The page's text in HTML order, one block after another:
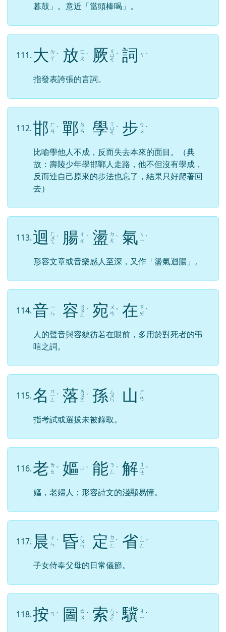
暮鼓」。意近「當頭棒喝」。
111. 大 ㄉ
ㄚ ˋ 放 ㄈ
ㄤ ˋ 厥 ㄐ
ㄩ
ㄝ
ˊ 詞 ㄘ ˊ
指發表誇張的言詞。
112.邯 ㄏ
ㄢ ˊ 鄲 ㄉ
ㄢ
學 ㄒ
ㄩ
ㄝ
ˊ 步 ㄅ
ㄨ ˋ
比喻學他人不成，反而失去本來的面目。（典
故：壽陵少年學邯鄲人走路，他不但沒有學成，
反而連自己原來的步法也忘了，結果只好爬著回
去）
113.迴 ㄏ
ㄨ
ㄟ
ˊ 腸 ㄔ
ㄤ ˊ 盪 ㄉ
ㄤ ˋ 氣 ㄑ
ㄧ ˋ
形容文章或音樂感人至深，又作「盪氣迴腸」。
114.音 ㄧ
ㄣ
容 ㄖ
ㄨ
ㄥ
ˊ 宛 ㄨ
ㄢ ˇ 在 ㄗ
ㄞ ˋ
人的聲音與容貌彷若在眼前，多用於對死者的弔
唁之詞。
115.名 ㄇ
ㄧ
ㄥ
ˊ 落 ㄌ
ㄨ
ㄛ
ˋ 孫 ㄙ
ㄨ
ㄣ 山
ㄕ
ㄢ
指考試或選拔未被錄取。
116.老 ㄌ
ㄠ ˇ 嫗 ㄩ ˋ 能 ㄋ
ㄥ
ˊ 解 ㄐ
ㄧ
ㄝ
ˇ
嫗，老婦人；形容詩文的淺顯易懂。
117. 晨
ㄔ
ㄣ ˊ 昏 ㄏ
ㄨ
ㄣ 定 ㄉ
ㄧ
ㄥ
ˋ 省 ㄒ
ㄧ
ㄥ
ˇ
子女侍奉父母的日常儀節。
118.按 ㄢ ˋ 圖
ㄊ
ㄨ ˊ 索 ㄙ
ㄨ
ㄛ
ˇ 驥 ㄐ
ㄧ ˋ